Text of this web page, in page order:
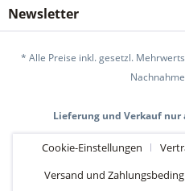
Newsletter
* Alle Preise inkl. gesetzl.
Lieferung und Verkauf nur
Cookie-Einstellungen
Versand und